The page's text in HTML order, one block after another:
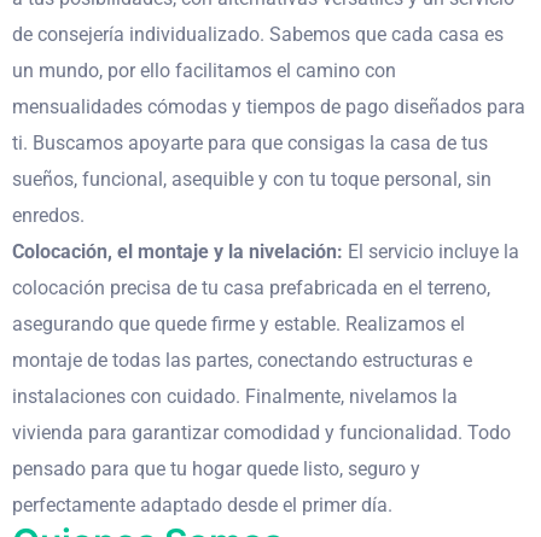
de consejería individualizado. Sabemos que cada casa es
un mundo, por ello facilitamos el camino con
mensualidades cómodas y tiempos de pago diseñados para
ti. Buscamos apoyarte para que consigas la casa de tus
sueños, funcional, asequible y con tu toque personal, sin
enredos.
Colocación, el montaje y la nivelación: El servicio incluye la
colocación precisa de tu casa prefabricada en el terreno,
asegurando que quede firme y estable. Realizamos el
montaje de todas las partes, conectando estructuras e
instalaciones con cuidado. Finalmente, nivelamos la
vivienda para garantizar comodidad y funcionalidad. Todo
pensado para que tu hogar quede listo, seguro y
perfectamente adaptado desde el primer día.